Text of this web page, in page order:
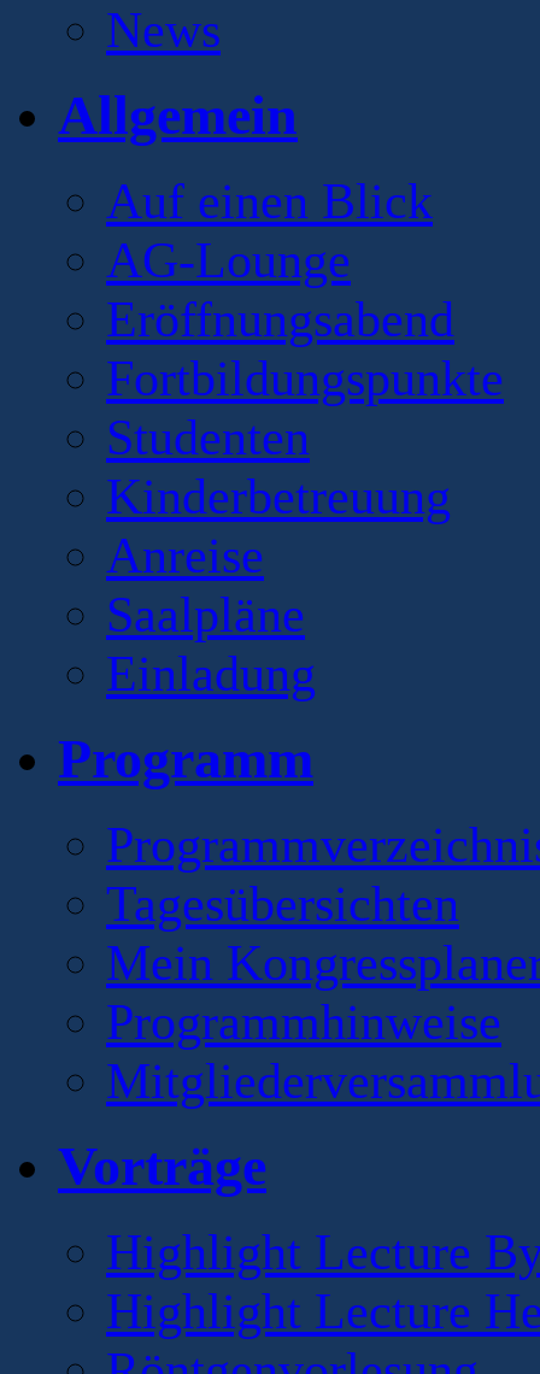
News
Allgemein
Auf einen Blick
AG-Lounge
Eröffnungsabend
Fortbildungspunkte
Studenten
Kinderbetreuung
Anreise
Saalpläne
Einladung
Programm
Tagesübersichten
Mein
Programmhinweise
Vorträge
Highlight Lecture
Highlight Lecture